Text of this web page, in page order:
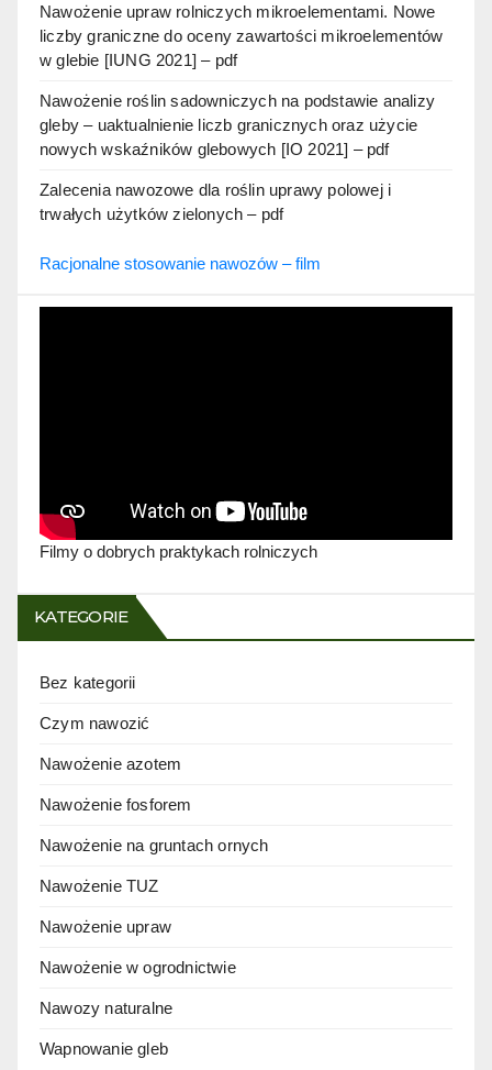
Nawożenie upraw rolniczych mikroelementami. Nowe
liczby graniczne do oceny zawartości mikroelementów
w glebie [IUNG 2021] – pdf
Nawożenie roślin sadowniczych na podstawie analizy
gleby – uaktualnienie liczb granicznych oraz użycie
nowych wskaźników glebowych [IO 2021] – pdf
Zalecenia nawozowe dla roślin uprawy polowej i
trwałych użytków zielonych – pdf
Racjonalne stosowanie nawozów – film
Filmy o dobrych praktykach rolniczych
KATEGORIE
Bez kategorii
Czym nawozić
Nawożenie azotem
Nawożenie fosforem
Nawożenie na gruntach ornych
Nawożenie TUZ
Nawożenie upraw
Nawożenie w ogrodnictwie
Nawozy naturalne
Wapnowanie gleb